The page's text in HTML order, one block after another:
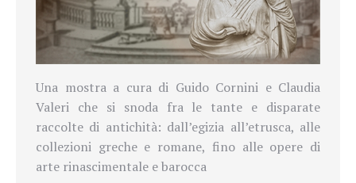
Una mostra a cura di Guido Cornini e Claudia
Valeri che si snoda fra le tante e disparate
raccolte di antichità: dall’egizia all’etrusca, alle
collezioni greche e romane, fino alle opere di
arte rinascimentale e barocca